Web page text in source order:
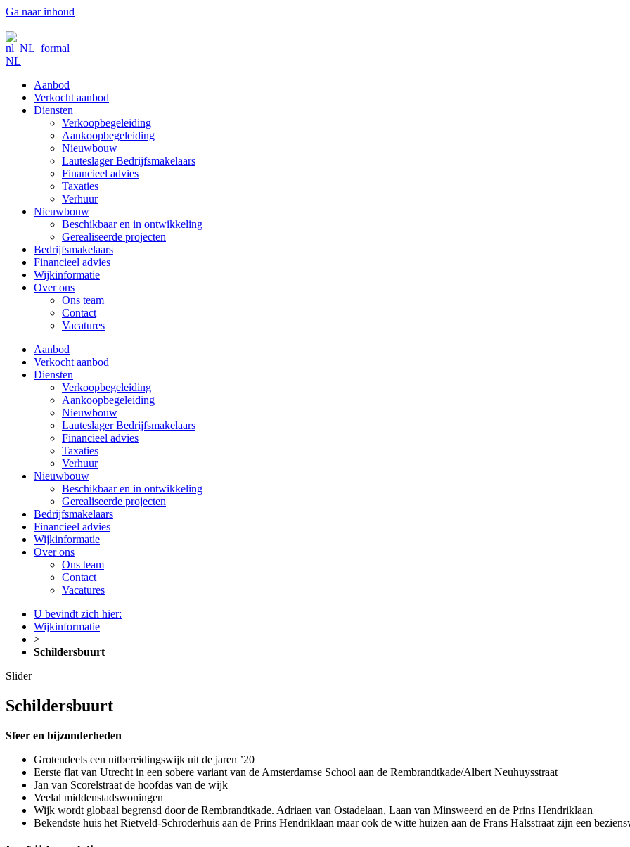
Ga naar inhoud
NL
Aanbod
Verkocht aanbod
Diensten
Verkoopbegeleiding
Aankoopbegeleiding
Nieuwbouw
Lauteslager Bedrijfsmakelaars
Financieel advies
Taxaties
Verhuur
Nieuwbouw
Beschikbaar en in ontwikkeling
Gerealiseerde projecten
Bedrijfsmakelaars
Financieel advies
Wijkinformatie
Over ons
Ons team
Contact
Vacatures
Aanbod
Verkocht aanbod
Diensten
Verkoopbegeleiding
Aankoopbegeleiding
Nieuwbouw
Lauteslager Bedrijfsmakelaars
Financieel advies
Taxaties
Verhuur
Nieuwbouw
Beschikbaar en in ontwikkeling
Gerealiseerde projecten
Bedrijfsmakelaars
Financieel advies
Wijkinformatie
Over ons
Ons team
Contact
Vacatures
U bevindt zich hier:
Wijkinformatie
>
Schildersbuurt
Slider
Schildersbuurt
Sfeer en bijzonderheden
Grotendeels een uitbereidingswijk uit de jaren ’20
Eerste flat van Utrecht in een sobere variant van de Amsterdamse School aan de Rembrandtkade/Albert Neuhuysstraat
Jan van Scorelstraat de hoofdas van de wijk
Veelal middenstadswoningen
Wijk wordt globaal begrensd door de Rembrandtkade. Adriaen van Ostadelaan, Laan van Minsweerd en de Prins Hendriklaan
Bekendste huis het Rietveld-Schroderhuis aan de Prins Hendriklaan maar ook de witte huizen aan de Frans Halsstraat zijn een